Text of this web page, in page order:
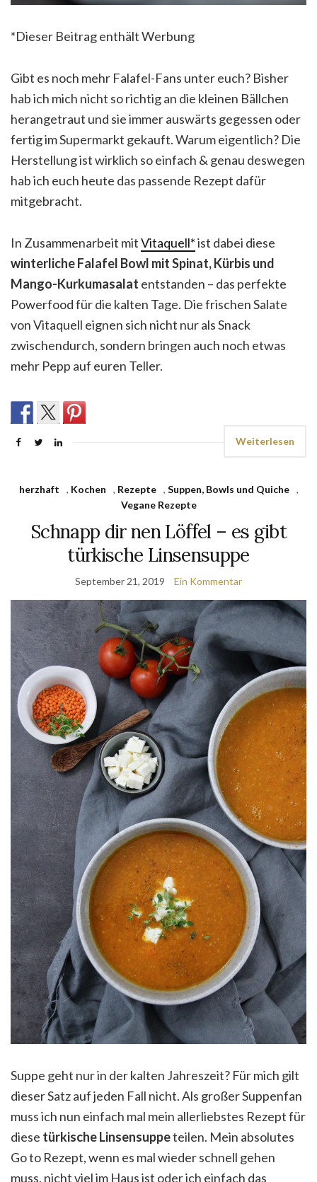
*Dieser Beitrag enthält Werbung
Gibt es noch mehr Falafel-Fans unter euch? Bisher
hab ich mich nicht so richtig an die kleinen Bällchen
herangetraut und sie immer auswärts gegessen oder
fertig im Supermarkt gekauft. Warum eigentlich? Die
Herstellung ist wirklich so einfach & genau deswegen
hab ich euch heute das passende Rezept dafür
mitgebracht.
In Zusammenarbeit mitVitaquell*ist dabei diese
winterliche Falafel Bowl mit Spinat, Kürbis und
Mango-Kurkumasalat entstanden – das perfekte
Powerfood für die kalten Tage. Die frischen Salate
von Vitaquell eignen sich nicht nur als Snack
zwischendurch, sondern bringen auch noch etwas
mehr Pepp auf euren Teller.
Weiterlesen
herzhaft , Kochen , Rezepte , Suppen, Bowls und Quiche
,
Vegane Rezepte
Schnapp dir nen Löffel – es gibt
türkische Linsensuppe
September 21, 2019 Ein Kommentar
Suppe geht nur in der kalten Jahreszeit? Für mich gilt
dieser Satz auf jeden Fall nicht. Als großer Suppenfan
muss ich nun einfach mal mein allerliebstes Rezept für
diese türkische Linsensuppeteilen. Mein absolutes
Go to Rezept, wenn es mal wieder schnell gehen
muss, nicht viel im Haus ist oder ich einfach das